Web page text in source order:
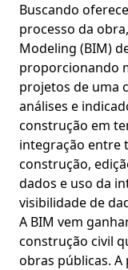
Buscando
processo da
Modeling (BIM)
proporcionando
projetos de uma
análises e
construção em
integração entre
construção,
dados e uso da
visibilidade de
A BIM vem
construção civil
obras públicas. A